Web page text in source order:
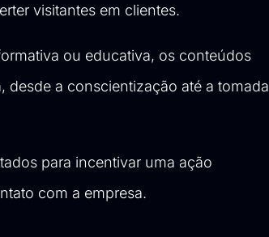
visitantes em clientes.
ou educativa, os conteúdos
a conscientização até a tomada
para incentivar uma ação
com a empresa.